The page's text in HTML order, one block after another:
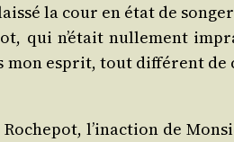
la cour en état de
qui n’était nul­le­ment
mon esprit, tout dif­fé­rent
l’inaction de